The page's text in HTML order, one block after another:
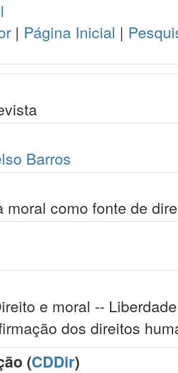
| Página Inicial |
Barros
moral como fonte de
e moral --
dos direitos
(CDDir)